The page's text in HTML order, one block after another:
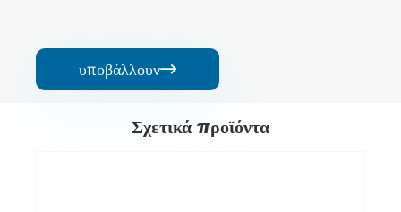
υποβάλλουν
Σχετικά προϊόντα